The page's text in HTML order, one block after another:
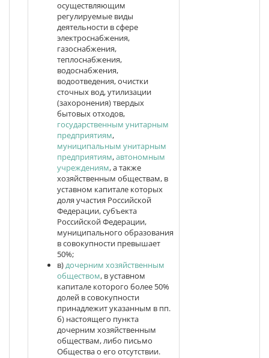
осуществляющим
регулируемые виды
деятельности в сфере
электроснабжения,
газоснабжения,
теплоснабжения,
водоснабжения,
водоотведения, очистки
сточных вод, утилизации
(захоронения) твердых
бытовых отходов,
государственным унитарным
предприятиям,
муниципальным унитарным
предприятиям,автономным
учреждениям, а также
хозяйственным обществам, в
уставном капитале которых
доля участия Российской
Федерации, субъекта
Российской Федерации,
муниципального образования
в совокупности превышает
50%;
в)дочерним хозяйственным
обществом, в уставном
капитале которого более 50%
долей в совокупности
принадлежит указанным в пп.
б) настоящего пункта
дочерним хозяйственным
обществам, либо письмо
Общества о его отсутствии.